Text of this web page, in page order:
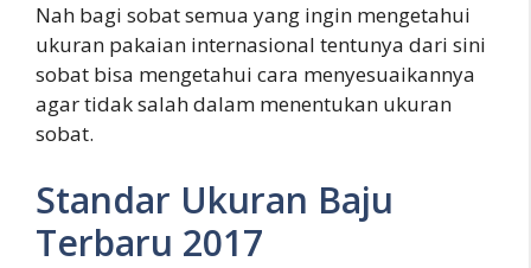
Nah bagi sobat semua yang ingin mengetahui
ukuran pakaian internasional tentunya dari sini
sobat bisa mengetahui cara menyesuaikannya
agar tidak salah dalam menentukan ukuran
sobat.
Standar Ukuran Baju
Terbaru 2017